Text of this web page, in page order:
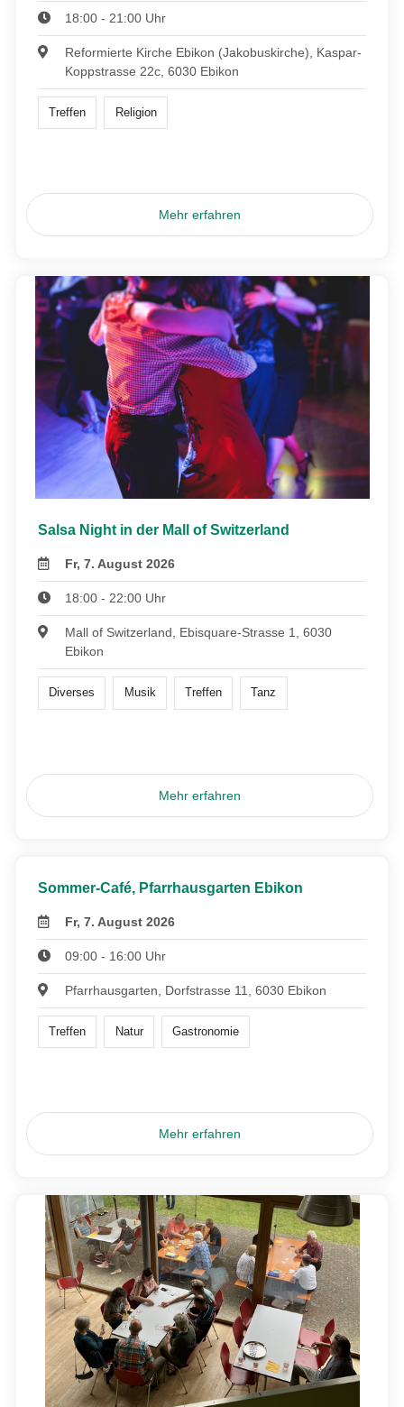
18:00 - 21:00 Uhr
Reformierte Kirche Ebikon (Jakobuskirche), Kaspar-
Koppstrasse 22c, 6030 Ebikon
Treffen Religion
Mehr erfahren
Salsa Night in der Mall of Switzerland
Fr, 7. August 2026
18:00 - 22:00 Uhr
Mall of Switzerland, Ebisquare-Strasse 1, 6030
Ebikon
Diverses Musik Treffen Tanz
Mehr erfahren
Sommer-Café, Pfarrhausgarten Ebikon
Fr, 7. August 2026
09:00 - 16:00 Uhr
Pfarrhausgarten, Dorfstrasse 11, 6030 Ebikon
Treffen Natur Gastronomie
Mehr erfahren